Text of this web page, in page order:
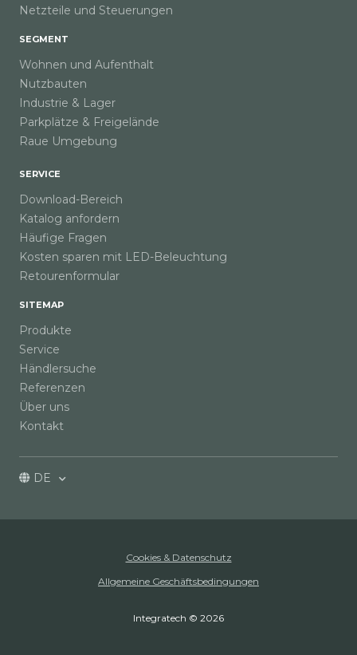
Netzteile und Steuerungen
SEGMENT
Wohnen und Aufenthalt
Nutzbauten
Industrie & Lager
Parkplätze & Freigelände
Raue Umgebung
SERVICE
Download-Bereich
Katalog anfordern
Häufige Fragen
Kosten sparen mit LED-Beleuchtung
Retourenformular
SITEMAP
Produkte
Service
Händlersuche
Referenzen
Über uns
Kontakt
DE
Cookies & Datenschutz
Allgemeine Geschäftsbedingungen
Integratech © 2026